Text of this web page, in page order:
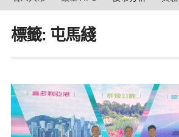
標籤: 屯馬綫